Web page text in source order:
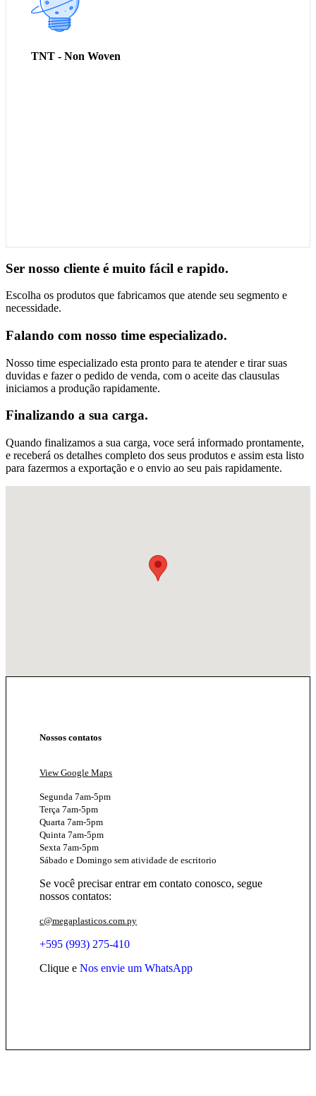
TNT - Non Woven
Meltblow
Manta / Feltro
Ser nosso cliente é muito fácil e rapido.
Escolha os produtos que fabricamos que atende seu segmento e
necessidade.
Falando com nosso time especializado.
Nosso time especializado esta pronto para te atender e tirar suas
duvidas e fazer o pedido de venda, com o aceite das clausulas
iniciamos a produção rapidamente.
Finalizando a sua carga.
Quando finalizamos a sua carga, voce será informado prontamente,
e receberá os detalhes completo dos seus produtos e assim esta listo
para fazermos a exportação e o envio ao seu pais rapidamente.
Nossos contatos
View Google Maps
Segunda 7am-5pm
Terça 7am-5pm
Quarta 7am-5pm
Quinta 7am-5pm
Sexta 7am-5pm
Sábado e Domingo sem atividade de escritorio
Se você precisar entrar em contato conosco, segue
nossos contatos:
c@megaplasticos.com.py
+595 (993) 275-410
Clique eNos envie um WhatsApp